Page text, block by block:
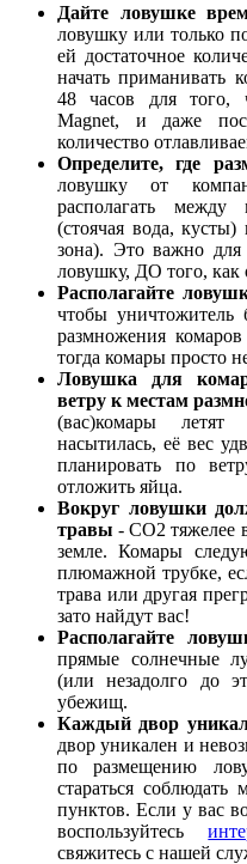
Дайте ловушке
ловушку или только
ей достаточное
начать приманивать
48 часов для того,
Magnet, и даже
количество
Определите, где
ловушку от
располагать между
(стоячая вода,
зона). Это важно
ловушку, ДО того, как
Располагайте
чтобы
размножения
тогда комары просто
Ловушка для
ветру к местам
(вас)комары
насытилась, её вес
планировать по
отложить яйца.
Вокруг ловушки
травы - CO2 тяжелее
земле. Комары
плюмажной трубке,
трава или другая
зато найдут вас!
Располагайте
прямые солнечные
(или незадолго до
убежищ.
Каждый двор
двор уникален и
по размещению
стараться соблюдать
пунктов. Если у вас
воспользуйтесь
свяжитесь с нашей